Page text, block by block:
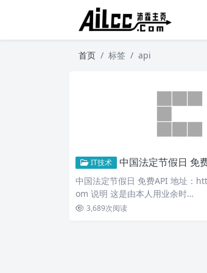
首页 标签 api
IT技术 中国法定节假日 免
中国法定节假日 免费API 地址：
om 说明 这是由本人用业余时…
3,689次阅读